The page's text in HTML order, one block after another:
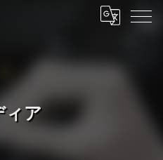
ィア